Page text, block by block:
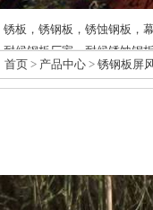
板，锈钢板，锈蚀钢板，
候钢板厂家，耐候锈蚀钢
首页 > 产品中心 > 锈钢板屏